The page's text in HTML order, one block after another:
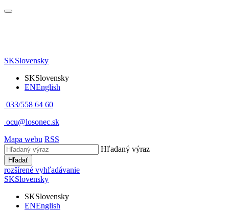
SKSlovensky
SKSlovensky
ENEnglish
033/558 64 60
ocu@losonec.sk
Mapa webu RSS
Hľadaný výraz
Hľadať
rozšírené vyhľadávanie
SKSlovensky
SKSlovensky
ENEnglish